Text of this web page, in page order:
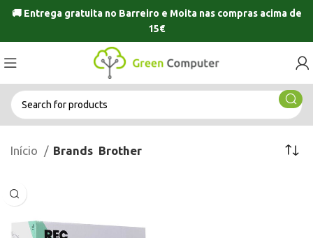
🚚 Entrega gratuita no Barreiro e Moitanas compras acima de
15€
Início Brands Brother